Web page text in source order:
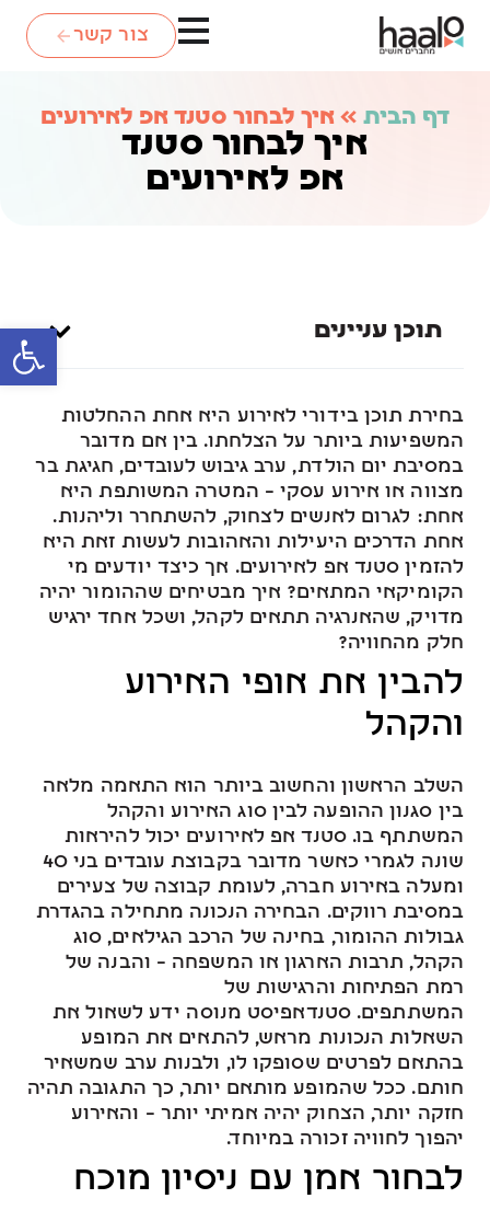
פתח
צור קשר
דף הבית » איך לבחור סטנד אפ לאירועים
איך לבחור סטנד
אפ לאירועים
תוכן עניינים
בחירת תוכן בידורי לאירוע היא אחת ההחלטות
המשפיעות ביותר על הצלחתו. בין אם מדובר
במסיבת יום הולדת, ערב גיבוש לעובדים, חגיגת בר
מצווה או אירוע עסקי – המטרה המשותפת היא
אחת: לגרום לאנשים לצחוק, להשתחרר וליהנות.
אחת הדרכים היעילות והאהובות לעשות זאת היא
להזמין סטנד אפ לאירועים. אך כיצד יודעים מי
הקומיקאי המתאים? איך מבטיחים שההומור יהיה
מדויק, שהאנרגיה תתאים לקהל, ושכל אחד ירגיש
חלק מהחוויה?
להבין את אופי האירוע
והקהל
השלב הראשון והחשוב ביותר הוא התאמה מלאה
בין סגנון ההופעה לבין סוג האירוע והקהל
המשתתף בו. סטנד אפ לאירועים יכול להיראות
שונה לגמרי כאשר מדובר בקבוצת עובדים בני 40
ומעלה באירוע חברה, לעומת קבוצה של צעירים
במסיבת רווקים. הבחירה הנכונה מתחילה בהגדרת
גבולות ההומור, בחינה של הרכב הגילאים, סוג
הקהל, תרבות הארגון או המשפחה – והבנה של
רמת הפתיחות והרגישות של
המשתתפים. סטנדאפיסט מנוסה ידע לשאול את
השאלות הנכונות מראש, להתאים את המופע
בהתאם לפרטים שסופקו לו, ולבנות ערב שמשאיר
חותם. ככל שהמופע מותאם יותר, כך התגובה תהיה
חזקה יותר, הצחוק יהיה אמיתי יותר – והאירוע
יהפוך לחוויה זכורה במיוחד.
לבחור אמן עם ניסיון מוכח